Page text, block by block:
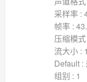
采样率 :
帧率 :
压缩模
流大小 :
Default :
组别 : 1